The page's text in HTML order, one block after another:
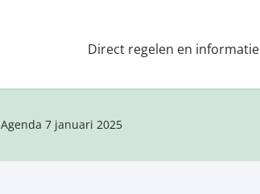
Direct regelen en informatie
Agenda 7 januari 2025